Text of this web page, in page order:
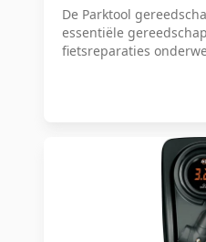
De Parktool
essentiële
fietsreparaties